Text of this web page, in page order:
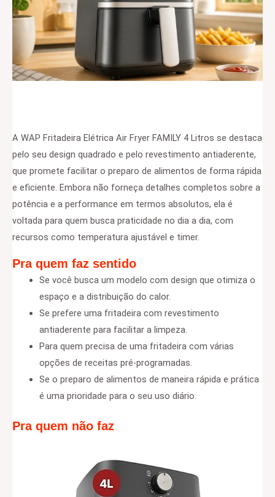
A WAP Fritadeira Elétrica Air Fryer FAMILY 4 Litros se destaca
pelo seu design quadrado e pelo revestimento antiaderente,
que promete facilitar o preparo de alimentos de forma rápida
e eficiente. Embora não forneça detalhes completos sobre a
potência e a performance em termos absolutos, ela é
voltada para quem busca praticidade no dia a dia, com
recursos como temperatura ajustável e timer.
Pra quem faz sentido
Se você busca um modelo com design que otimiza o
espaço e a distribuição do calor.
Se prefere uma fritadeira com revestimento
antiaderente para facilitar a limpeza.
Para quem precisa de uma fritadeira com várias
opções de receitas pré-programadas.
Se o preparo de alimentos de maneira rápida e prática
é uma prioridade para o seu uso diário.
Pra quem não faz